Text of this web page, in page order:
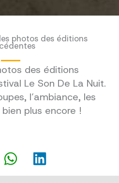
photos des éditions
des éditions
Le Son De La Nuit.
l’ambiance, les
plus encore !